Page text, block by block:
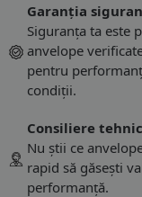
Garanția
Siguranța ta este
anvelope
pentru
condiții.
Consiliere
Nu știi ce
rapid să găsești
performanță.